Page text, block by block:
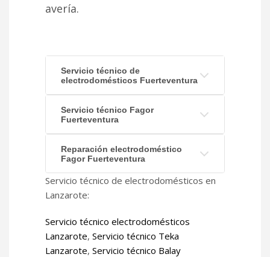
avería.
Servicio técnico de
electrodomésticos Fuerteventura
Servicio técnico Fagor
Fuerteventura
Reparación electrodoméstico
Fagor Fuerteventura
Servicio técnico de electrodomésticos en
Lanzarote:
Servicio técnico electrodomésticos
Lanzarote, Servicio técnico Teka
Lanzarote, Servicio técnico Balay